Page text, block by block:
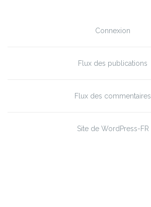
Connexion
Flux des publications
Flux des commentaires
Site de WordPress-FR